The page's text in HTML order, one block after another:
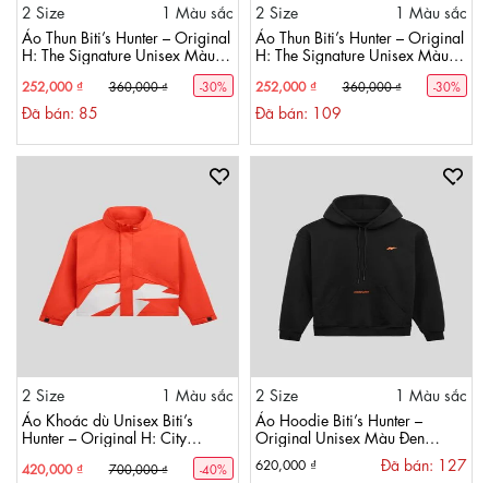
2 Size
1 Màu sắc
Áo Thun Biti’s Hunter – Original
H: The Signature Unisex Màu
Trắng ACMH00200TRG
252,000 ₫ 360,000 ₫ -30%
Đã bán: 85
2 Size
1 Màu sắc
Áo Thun Biti’s Hunter – Original
H: The Signature Unisex Màu
Đen ACMH00200DEN
252,000 ₫ 360,000 ₫ -30%
Đã bán: 109
2 Size
1 Màu sắc
Áo Khoác dù Unisex Biti’s
Hunter – Original H: City
Windbreaker Unisex Màu Cam
ACMH00400CAM
420,000 ₫ 700,000 ₫ -40%
2 Size
1 Màu sắc
Áo Hoodie Biti’s Hunter –
Original Unisex Màu Đen
ACMH00600DEN
620,000 ₫ Đã bán: 127